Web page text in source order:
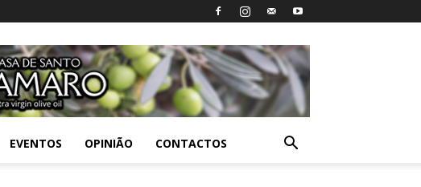
EVENTOS OPINIÃO CONTACTOS